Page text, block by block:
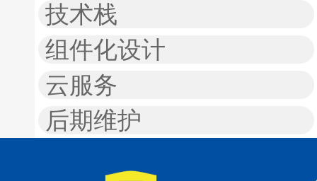
技术栈
组件化设计
云服务
后期维护